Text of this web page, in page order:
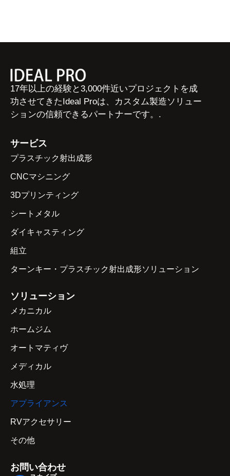
17年以上の経験と3,000件近いプロジェクトを成
功させてきたIdeal Proは、カスタム製造ソリュー
ションの信頼できるパートナーです。.
サービス
プラスチック射出成形
CNCマシニング
3Dプリンティング
シートメタル
ダイキャスティング
組立
ターンキー・プラスチック射出成形ソリューション
ソリューション
メカニカル
ホームジム
オートマティヴ
メディカル
水処理
アプライアンス
RVアクセサリー
その他
お問い合わせ